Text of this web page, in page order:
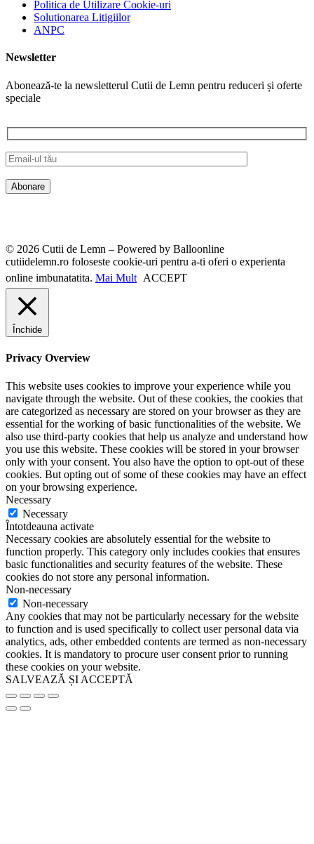
Politica de Utilizare Cookie-uri
Solutionarea Litigiilor
ANPC
Newsletter
Abonează-te la newsletterul Cutii de Lemn pentru reduceri și oferte
speciale
© 2026 Cutii de Lemn – Powered by Balloonline
cutiidelemn.ro foloseste cookie-uri pentru a-ti oferi o experienta
online imbunatatita. Mai Mult ACCEPT
Închide
Privacy Overview
This website uses cookies to improve your experience while you
navigate through the website. Out of these cookies, the cookies that
are categorized as necessary are stored on your browser as they are
essential for the working of basic functionalities of the website. We
also use third-party cookies that help us analyze and understand how
you use this website. These cookies will be stored in your browser
only with your consent. You also have the option to opt-out of these
cookies. But opting out of some of these cookies may have an effect
on your browsing experience.
Necessary
Necessary
Întotdeauna activate
Necessary cookies are absolutely essential for the website to
function properly. This category only includes cookies that ensures
basic functionalities and security features of the website. These
cookies do not store any personal information.
Non-necessary
Non-necessary
Any cookies that may not be particularly necessary for the website
to function and is used specifically to collect user personal data via
analytics, ads, other embedded contents are termed as non-necessary
cookies. It is mandatory to procure user consent prior to running
these cookies on your website.
SALVEAZĂ ȘI ACCEPTĂ